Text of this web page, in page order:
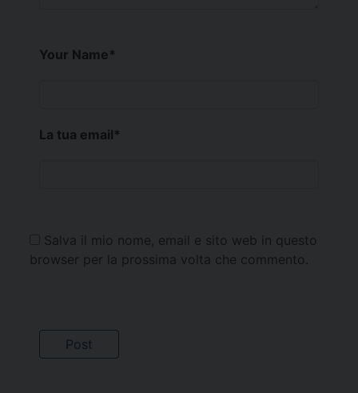
Your Name*
La tua email*
Salva il mio nome, email e sito web in questo
browser per la prossima volta che commento.